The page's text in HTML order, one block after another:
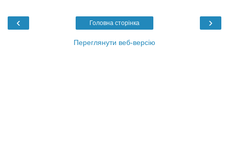
‹ ›
Головна сторінка
Переглянути веб-версію